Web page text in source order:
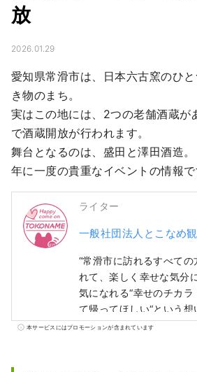
放
2026.01.29
愛知県常滑市は、日本六古窯のひ
き物のまち。
実はこの地には、2つの老舗酒蔵が
で酒蔵開放が行われます。
舞台となるのは、盛田と澤田酒造。
年に一度の貴重なイベントの情報で
ライター
一般社団法人とこなめ
“常滑市に訪れるすべて
れて、楽しく幸せな気分
気になれる“幸せのチカラ
て帰ってほしい“という
Come On TOKONAME
本サービスにはプロモーションが含まれています